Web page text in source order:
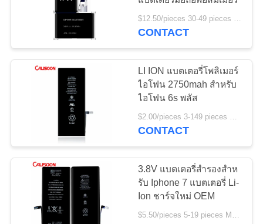
CONTACT
LI ION แบตเตอรี่โพลิเมอร์
ไอโฟน 2750mah สําหรับ
ไอโฟน 6s พลัส
$2.00/pieces 3-149 pieces MOQ:3 ชิ้น
CONTACT
3.8V แบตเตอรี่สํารองสําห
รับ Iphone 7 แบตเตอรี่ Li-
Ion ชาร์จใหม่ OEM
$5.50/pieces 5-19 pieces MOQ:5 ชิ้น